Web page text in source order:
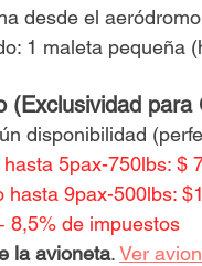
desde el
1 maleta pequeña
(Exclusividad
disponibilidad
5pax-750lbs: $
privado hasta 9pax-500lbs:
de impuestos
de la avioneta
. Ver